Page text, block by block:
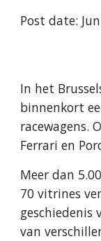
Post date:
In het
binnenkort
racewagens.
Ferrari en
Meer dan
70 vitrines
geschiedenis
van